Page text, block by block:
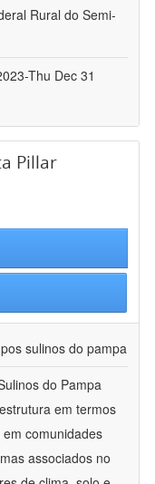
Rural do Semi-
Thu Dec 31
Pillar
sulinos do pampa
do Pampa
em termos
comunidades
associados no